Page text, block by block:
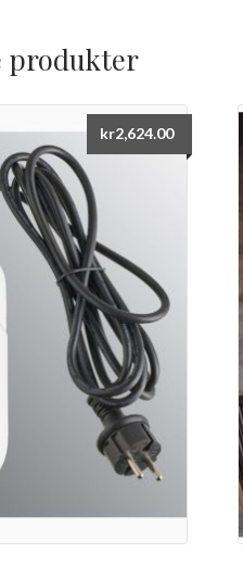
produkter
kr2,624.00